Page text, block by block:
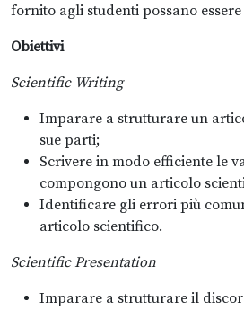
fornito agli studenti possano
Obiettivi
Scientific Writing
Imparare a strutturare un
sue parti;
Scrivere in modo efficiente le
compongono un articolo
Identificare gli errori più
articolo scientifico.
Scientific Presentation
Imparare a strutturare il